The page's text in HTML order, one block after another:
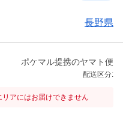
長野県
ポケマル提携のヤマト便
配送区分:
アにはお届けできません